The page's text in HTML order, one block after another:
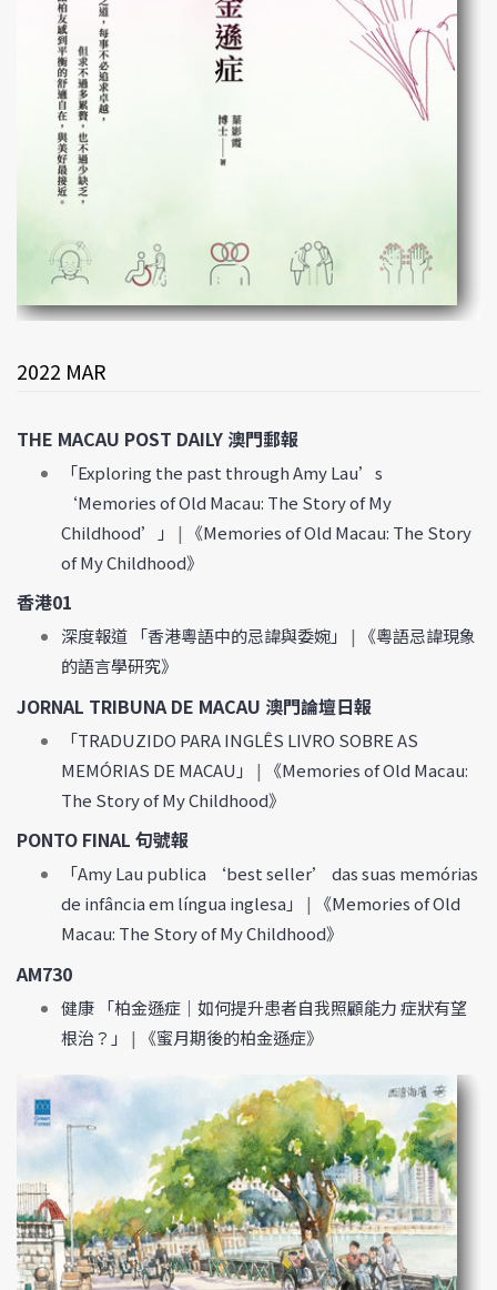
2022 MAR
THE MACAU POST DAILY 澳門郵報
「Exploring the past through Amy Lau’s
‘Memories of Old Macau: The Story of My
Childhood’」
|
《Memories of Old Macau: The Story
of My Childhood》
香港01
深度報道 「香港粵語中的忌諱與委婉」 |
《粵語忌諱現象
的語言學研究》
JORNAL TRIBUNA DE MACAU 澳門論壇日報
「TRADUZIDO PARA INGLÊS LIVRO SOBRE AS
MEMÓRIAS DE MACAU」
|
《Memories of Old Macau:
The Story of My Childhood》
PONTO FINAL 句號報
「Amy Lau publica ‘best seller’ das suas memórias
de infância em língua inglesa」
|
《Memories of Old
Macau: The Story of My Childhood》
AM730
健康 「柏金遜症｜如何提升患者自我照顧能力 症狀有望
根治？」
| 《蜜月期後的柏金遜症》